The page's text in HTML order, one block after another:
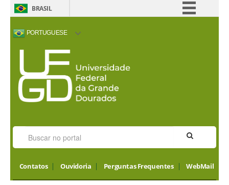
BRASIL
PORTUGUESE
ACESSIBILIDADE ALTO CONTRASTE
VISITORS
Contatos Ouvidoria Perguntas Frequentes WebMail